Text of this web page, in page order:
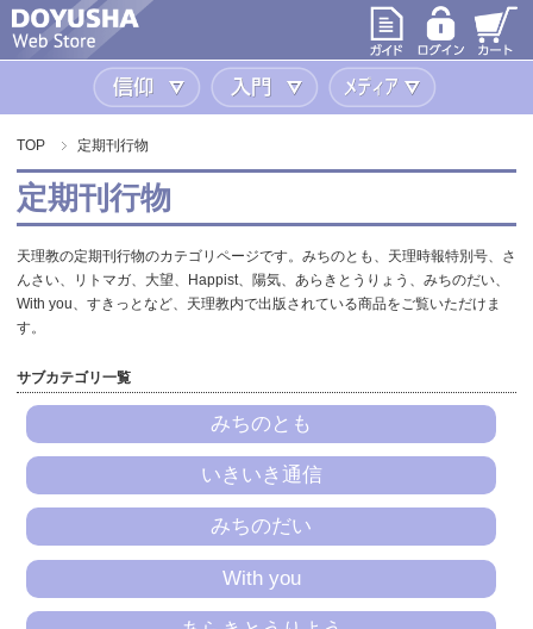
信仰 入門
TOP 定期刊行物
定期刊行物
天理教の定期刊行物のカテゴリページです。みちのとも、天理時報特別号、さ
んさい、リトマガ、大望、Happist、陽気、あらきとうりょう、みちのだい、
With you、すきっとなど、天理教内で出版されている商品をご覧いただけま
す。
サブカテゴリ一覧
みちのとも
いきいき通信
みちのだい
With you